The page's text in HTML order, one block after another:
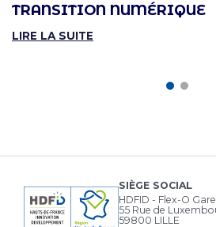
TRANSITION NUMÉRIQUE
LIRE LA SUITE
SIÈGE SOCIAL
HDFID - Flex-O
55 Rue de
59800 LILLE